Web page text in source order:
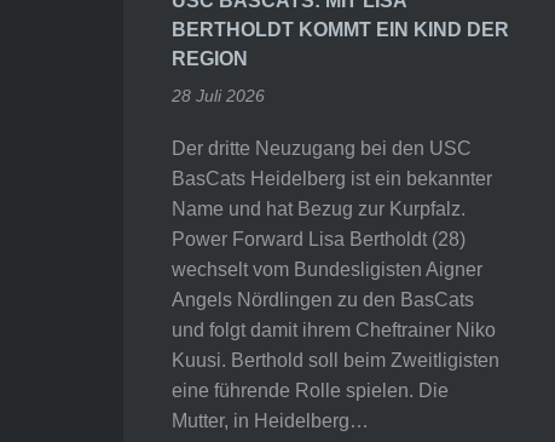
BERTHOLDT KOMMT EIN KIND DER
REGION
28 Juli 2026
Der dritte Neuzugang bei den USC
BasCats Heidelberg ist ein bekannter
Name und hat Bezug zur Kurpfalz.
Power Forward Lisa Bertholdt (28)
wechselt vom Bundesligisten Aigner
Angels Nördlingen zu den BasCats
und folgt damit ihrem Cheftrainer Niko
Kuusi. Berthold soll beim Zweitligisten
eine führende Rolle spielen. Die
Mutter, in Heidelberg…